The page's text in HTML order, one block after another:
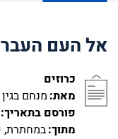
אל העם
כרוזים
מאת: מנחם בגין
פורסם בתאריך:
מתוך:במחתרת,